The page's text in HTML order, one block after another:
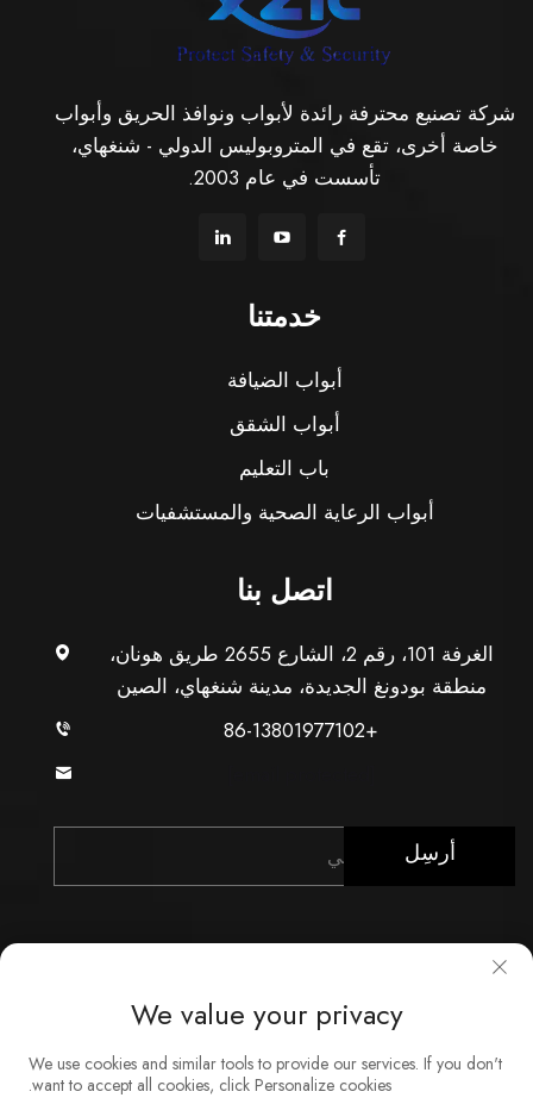
شركة تصنيع محترفة رائدة لأبواب ونوافذ الحريق وأبواب
خاصة أخرى، تقع في المتروبوليس الدولي - شنغهاي،
تأسست في عام 2003.
خدمتنا
أبواب الضيافة
أبواب الشقق
باب التعليم
أبواب الرعاية الصحية والمستشفيات
اتصل بنا
الغرفة 101، رقم 2، الشارع 2655 طريق هونان،
منطقة بودونغ الجديدة، مدينة شنغهاي، الصين
+86-13801977102
أرسِل
حقوق النشر © شركة شنغهاي Xunzhong للصناعة المحدودة.
جميع الحقوق محفوظة
We value your privacy
We use cookies and similar tools to provide our services. If you don't
want to accept all cookies, click Personalize cookies.